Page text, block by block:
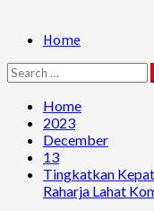
PrimaryHome
Search
for:
Home
2023
December
13
Tingkatkan
Raharja Lahat